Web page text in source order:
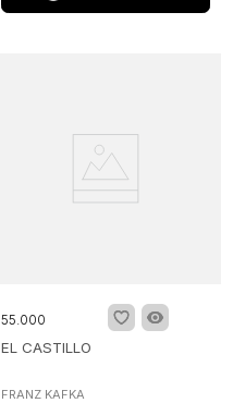
55.000
EL CASTILLO
FRANZ KAFKA